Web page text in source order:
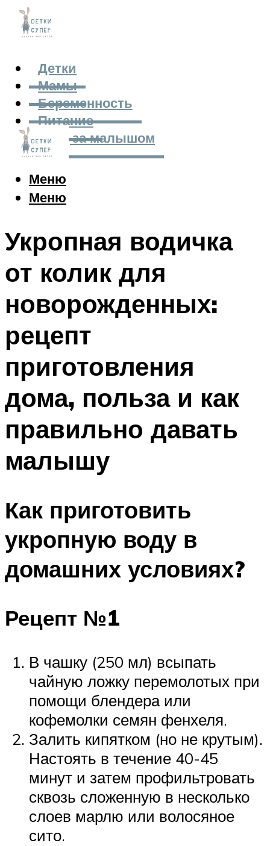
Детки
Мамы
Беременность
Питание
Уход за малышом
Меню
Меню
Укропная водичка
от колик для
новорожденных:
рецепт
приготовления
дома, польза и как
правильно давать
малышу
Как приготовить
укропную воду в
домашних условиях?
Рецепт №1
В чашку (250 мл) всыпать
чайную ложку перемолотых при
помощи блендера или
кофемолки семян фенхеля.
Залить кипятком (но не крутым).
Настоять в течение 40-45
минут и затем профильтровать
сквозь сложенную в несколько
слоев марлю или волосяное
сито.